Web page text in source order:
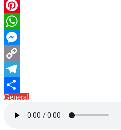
Twitter
Pinterest
WhatsApp
Messenger
Copy
Link
Telegram
Compartir
General